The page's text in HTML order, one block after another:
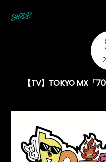
【TV】TOKYO MX「